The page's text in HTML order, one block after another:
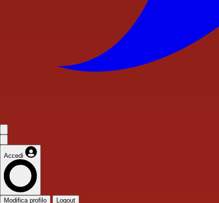
Accedi
Modifica profilo Logout